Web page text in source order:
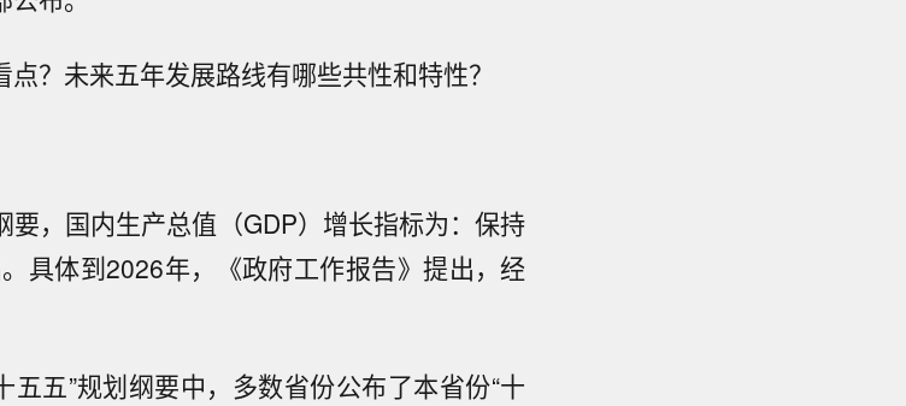
？未来五年发展路线有哪些共性和特性？
要，国内生产总值（GDP）增长指标为：保持
具体到2026年，《政府工作报告》提出，经
五五”规划纲要中，多数省份公布了本省份“十